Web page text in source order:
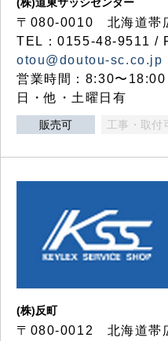
〒080-0010 北海道帯
TEL：0155-48-9511 /
otou@doutou-sc.co.jp
営業時間：8:30〜
日・他・土曜日有
販売可 工事・取付
(株)反町
〒080-0012 北海道帯